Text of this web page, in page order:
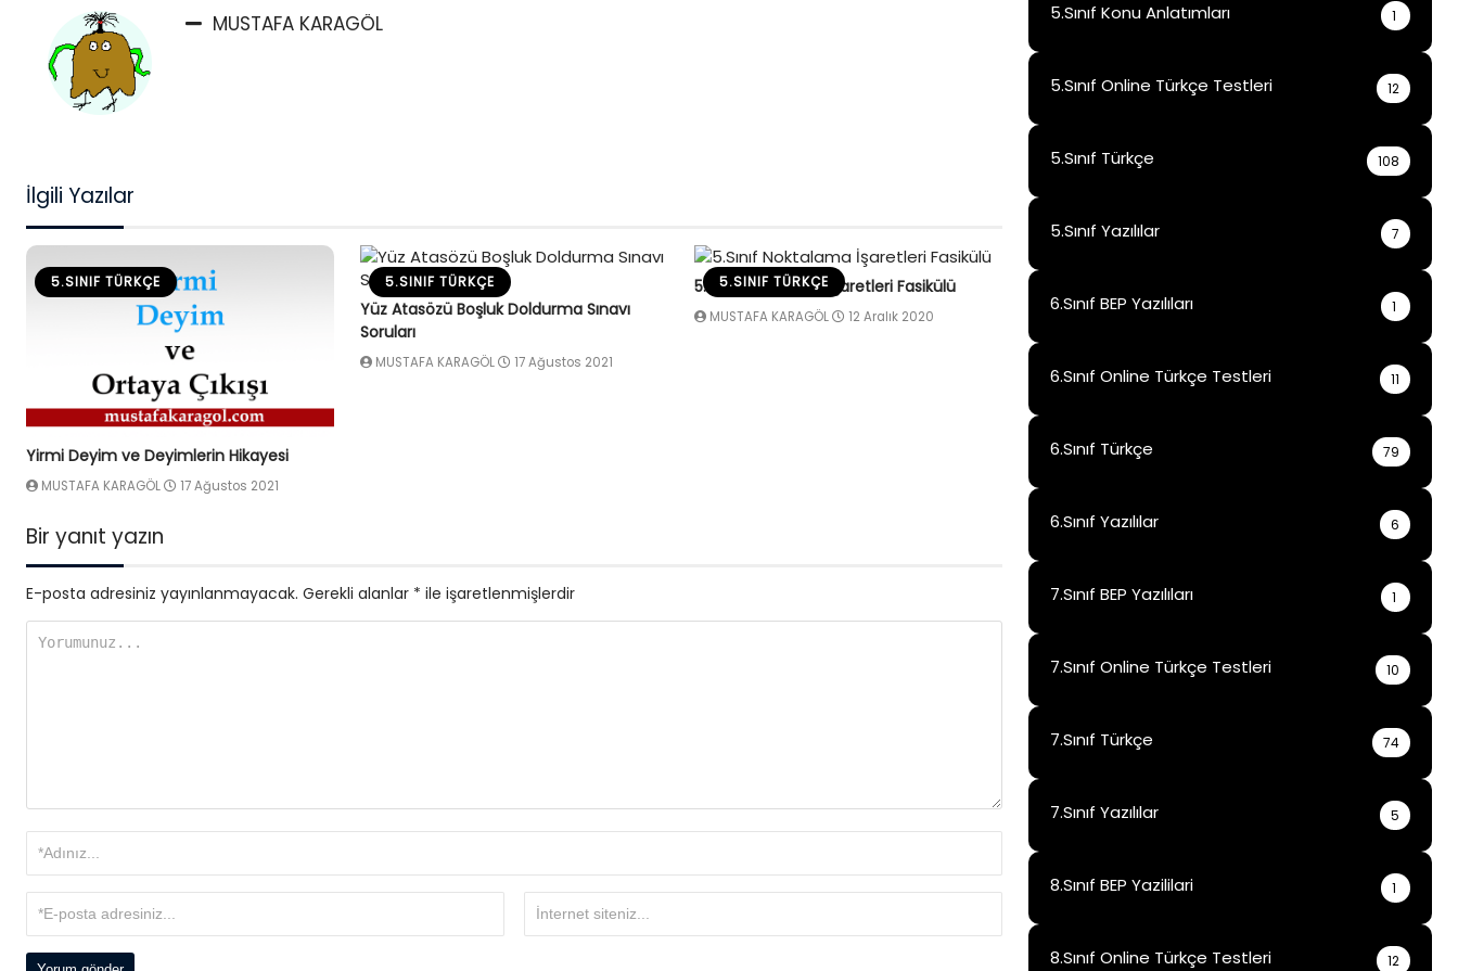
MUSTAFA KARAGÖL
İlgili Yazılar
5.SINIF TÜRKÇE
Yirmi Deyim ve Deyimlerin Hikayesi
MUSTAFA KARAGÖL 17 Ağustos 2021
5.SINIF TÜRKÇE
Yüz Atasözü Boşluk Doldurma Sınavı
Soruları
MUSTAFA KARAGÖL 17 Ağustos 2021
5.SINIF TÜRKÇE
5.Sınıf Noktalama İşaretleri Fasikülü
MUSTAFA KARAGÖL 12 Aralık 2020
Bir yanıt yazın
E-posta adresiniz yayınlanmayacak. Gerekli alanlar * ile işaretlenmişlerdir
5.Sınıf Konu Anlatımları 1
5.Sınıf Online Türkçe Testleri 12
5.Sınıf Türkçe 108
5.Sınıf Yazılılar 7
6.Sınıf BEP Yazılıları 1
6.Sınıf Online Türkçe Testleri 11
6.Sınıf Türkçe 79
6.Sınıf Yazılılar 6
7.Sınıf BEP Yazılıları 1
7.Sınıf Online Türkçe Testleri 10
7.Sınıf Türkçe 74
7.Sınıf Yazılılar 5
8.Sınıf BEP Yazililari 1
8.Sınıf Online Türkçe Testleri 12